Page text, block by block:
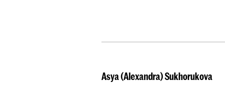
Asya (Alexandra) Sukhorukova